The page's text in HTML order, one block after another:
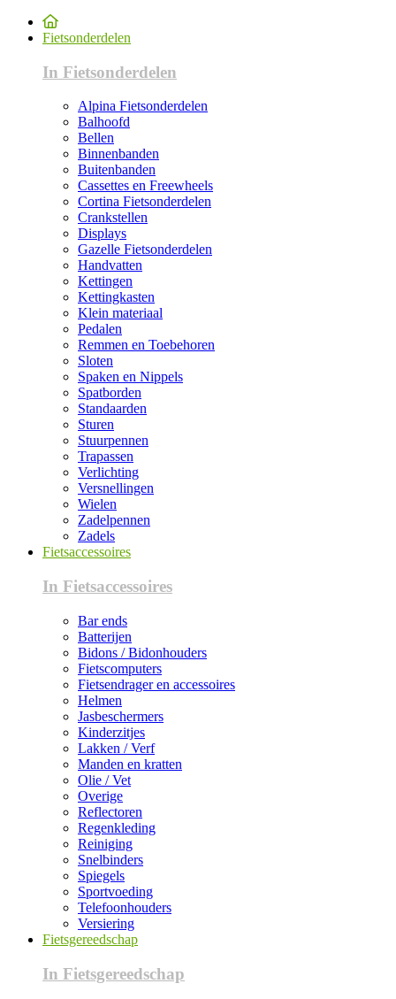
Fietsonderdelen
In Fietsonderdelen
Alpina Fietsonderdelen
Balhoofd
Bellen
Binnenbanden
Buitenbanden
Cassettes en Freewheels
Cortina Fietsonderdelen
Crankstellen
Displays
Gazelle Fietsonderdelen
Handvatten
Kettingen
Kettingkasten
Klein materiaal
Pedalen
Remmen en Toebehoren
Sloten
Spaken en Nippels
Spatborden
Standaarden
Sturen
Stuurpennen
Trapassen
Verlichting
Versnellingen
Wielen
Zadelpennen
Zadels
Fietsaccessoires
In Fietsaccessoires
Bar ends
Batterijen
Bidons / Bidonhouders
Fietscomputers
Fietsendrager en accessoires
Helmen
Jasbeschermers
Kinderzitjes
Lakken / Verf
Manden en kratten
Olie / Vet
Overige
Reflectoren
Regenkleding
Reiniging
Snelbinders
Spiegels
Sportvoeding
Telefoonhouders
Versiering
Fietsgereedschap
In Fietsgereedschap